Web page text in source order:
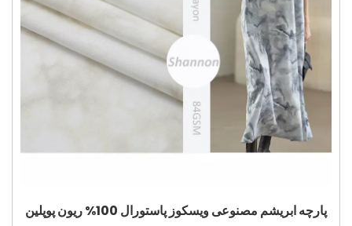
پارچه ابریشم مصنوعی ویسکوز پاستورال 100% ریون پوپلین